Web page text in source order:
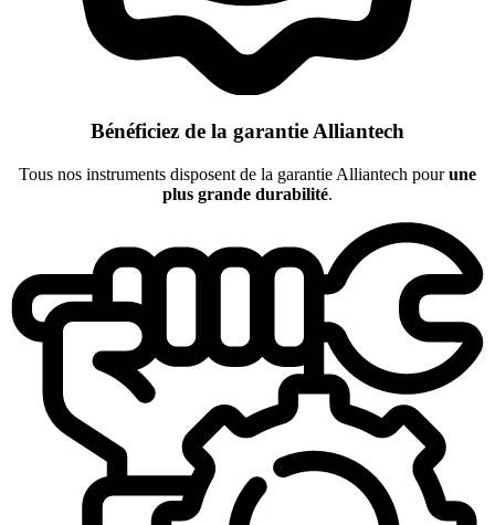
Bénéficiez de la garantie Alliantech
Tous nos instruments disposent de la garantie Alliantech pourune
plus grande durabilité.